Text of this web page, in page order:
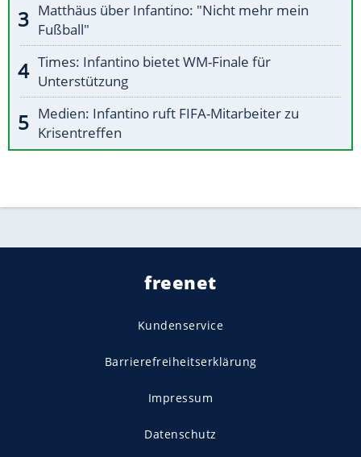
Matthäus über Infantino: "Nicht mehr mein
Fußball"
Times: Infantino bietet WM-Finale für
Unterstützung
Medien: Infantino ruft FIFA-Mitarbeiter zu
Krisentreffen
freenet
Kundenservice
Barrierefreiheitserklärung
Impressum
Datenschutz